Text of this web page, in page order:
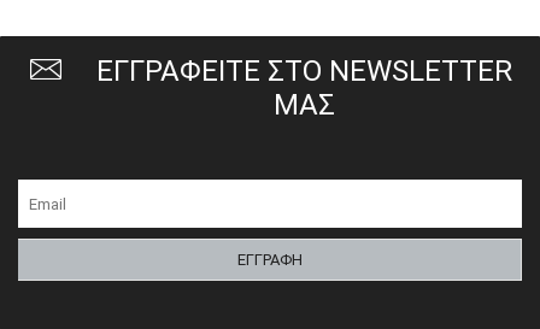
ΕΓΓΡΑΦΕΙΤΕ ΣΤΟ NEWSLETTER
ΜΑΣ